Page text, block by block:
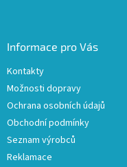
Informace pro Vás
Kontakty
Možnosti dopravy
Ochrana osobních údajů
Obchodní podmínky
Seznam výrobců
Reklamace